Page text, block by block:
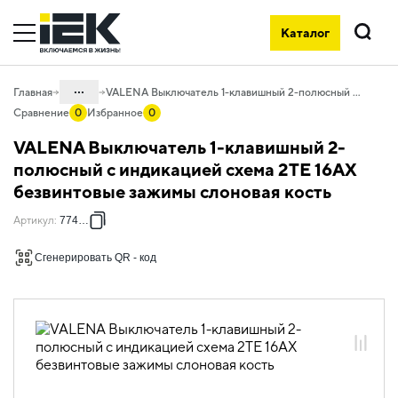
Каталог
Поиск
Главная ...
06. Изделия электроустановочные,
удлинители и силовые разъемы
изделия скрытого монтажа VALENA
слоновая кость
VALENA Выключатель 1-клавишный 2-полюсный с индикацией схема 2ТЕ 16АХ безвинтовые зажимы слоновая кость
Сравнение 0 Избранное 0
VALENA Выключатель 1-клавишный 2-
полюсный с индикацией схема 2ТЕ 16АХ
безвинтовые зажимы слоновая кость
Артикул: 774349
Сгенерировать QR - код